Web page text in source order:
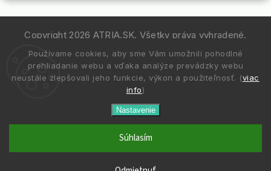
Používame cookies, aby sme Vám umožnili pohodlné
prehliadanie webu a vďaka analýze prevádzky webu
neustále zlepšovali jeho funkcie, výkon a použiteľnosť. (viac
info)
Nastavenie
Súhlasím
Copyright 2026 ATRIA.SK. Všetky práva vyhradené.
Vytvořil Shoptet| DesignShoptak.cz.